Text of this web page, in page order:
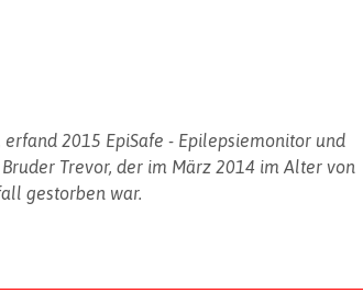
2015 EpiSafe - Epilepsiemonitor und
Trevor, der im März 2014 im Alter von
gestorben war.